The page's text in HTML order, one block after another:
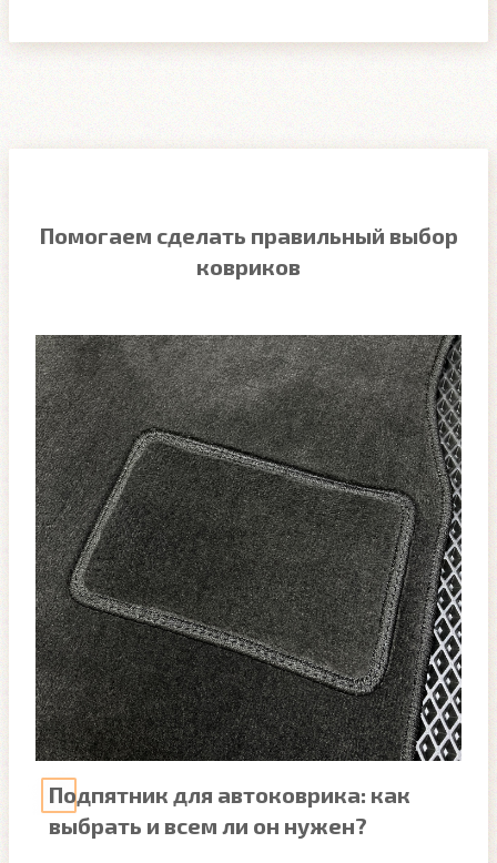
Помогаем сделать правильный выбор
ковриков
Подпятник для автоковрика: как
выбрать и всем ли он нужен?